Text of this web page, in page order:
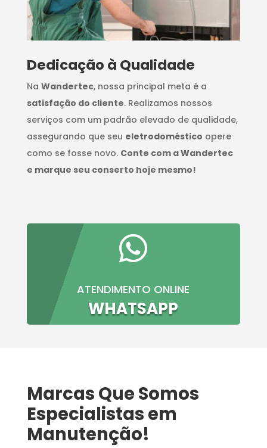
Dedicação à Qualidade
Na Wandertec, nossa principal meta é a
satisfação do cliente. Realizamos nossos
serviços com um padrão elevado de qualidade,
assegurando que seu eletrodoméstico opere
como se fosse novo. Conte com a Wandertec
e marque seu conserto hoje mesmo!

ATENDIMENTO ONLINE
WHATSAPP
Marcas Que Somos
Especialistas em
Manutenção!